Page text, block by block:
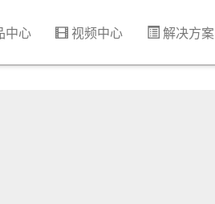
中心 视频中心 解决方案